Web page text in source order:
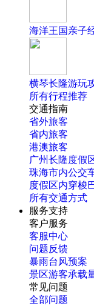
海洋王国亲子
横琴长隆游玩
所有行程推荐
交通指南
省外旅客
省内旅客
港澳旅客
广州长隆度假
珠海市内公交
度假区内穿梭
所有交通方式
服务支持
客户服务
客服中心
问题反馈
暴雨台风预案
景区游客承载
常见问题
全部问题